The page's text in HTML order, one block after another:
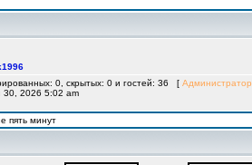
0, скрытых: 0 и гостей: 36 [ Администратор
2026 5:02 am
пять минут